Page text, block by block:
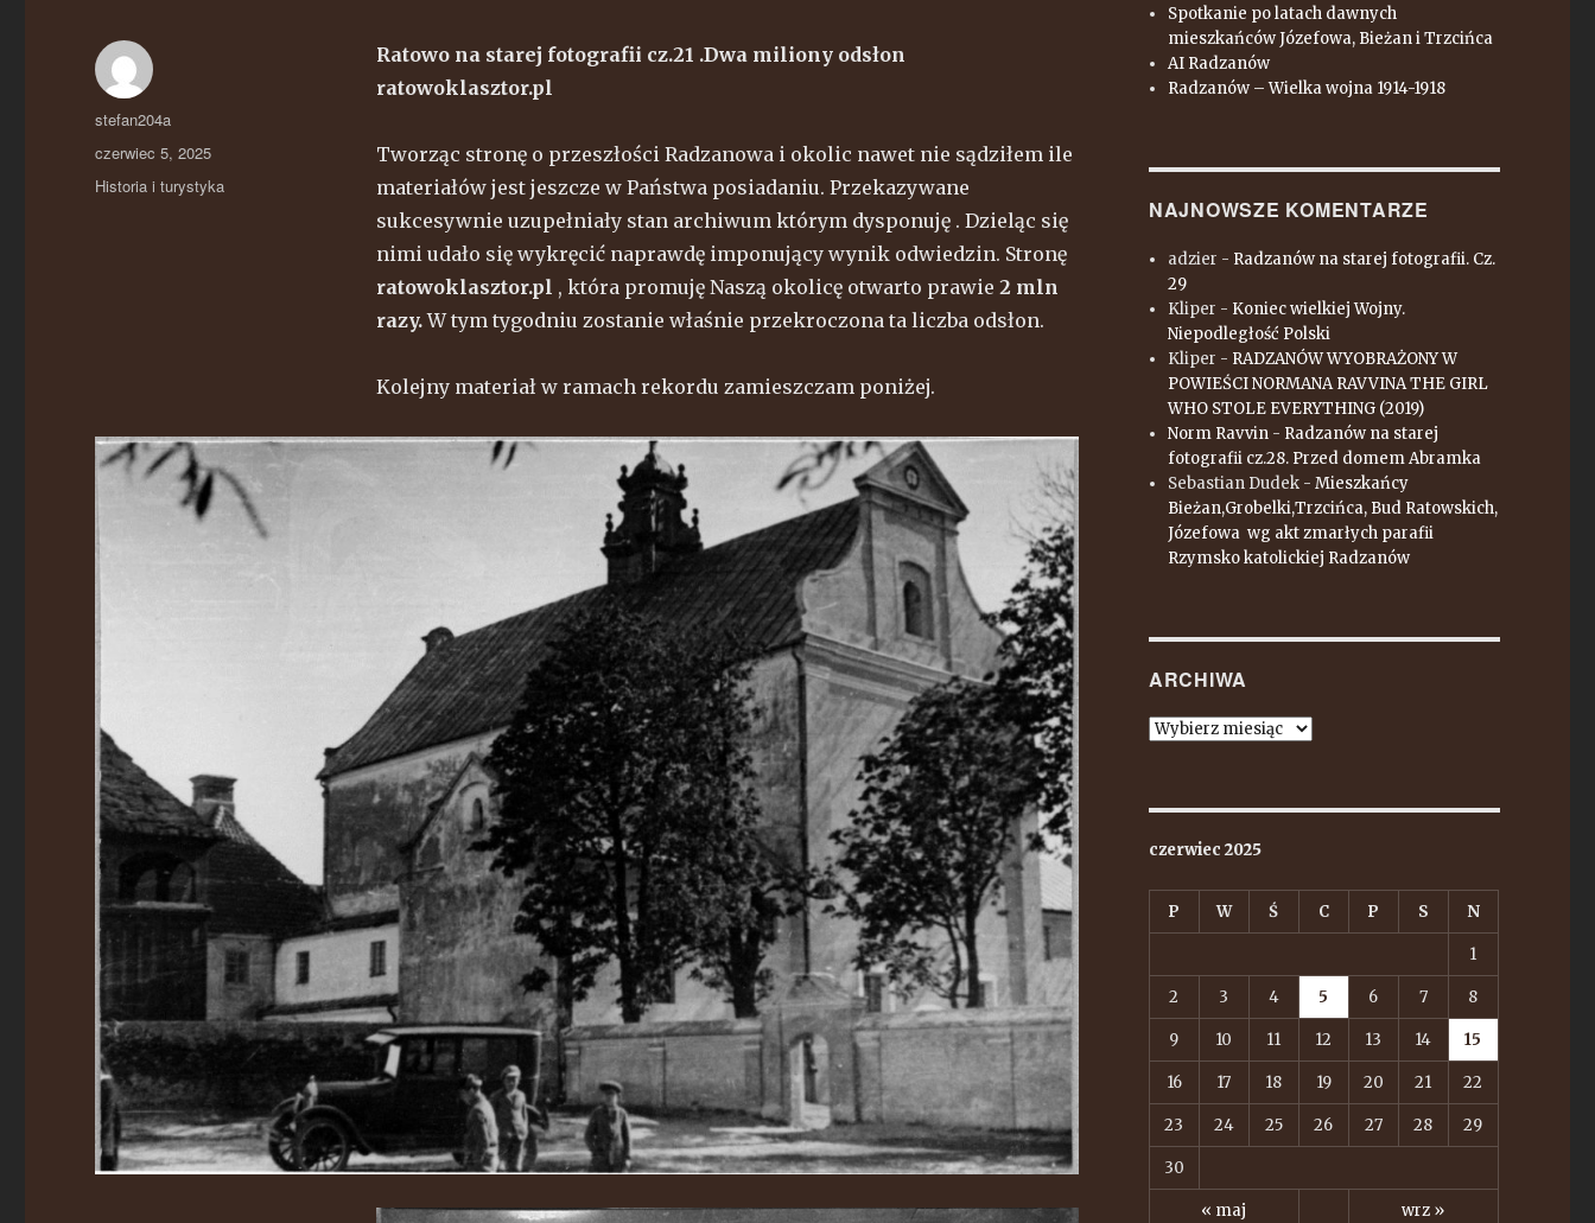
Ratowo na starej fotografii cz.21 .Dwa miliony odsłon
ratowoklasztor.pl
Tworząc stronę o przeszłości Radzanowa i okolic nawet nie sądziłem ile
materiałów jest jeszcze w Państwa posiadaniu. Przekazywane
sukcesywnie uzupełniały stan archiwum którym dysponuję . Dzieląc się
nimi udało się wykręcić naprawdę imponujący wynik odwiedzin. Stronę
ratowoklasztor.pl , która promuję Naszą okolicę otwarto prawie 2 mln
razy.W tym tygodniu zostanie właśnie przekroczona ta liczba odsłon.
Kolejny materiał w ramach rekordu zamieszczam poniżej.
Autor
stefan204a
Opublikowano
czerwiec 5, 2025
Kategorie
Historia i turystyka
Spotkanie po latach dawnych
mieszkańców Józefowa, Bieżan i Trzcińca
AI Radzanów
Radzanów – Wielka wojna 1914-1918
NAJNOWSZE KOMENTARZE
adzier - Radzanów na starej fotografii. Cz.
29
Kliper - Koniec wielkiej Wojny.
Niepodległość Polski
Kliper - RADZANÓW WYOBRAŻONY W
POWIEŚCI NORMANA RAVVINA THE GIRL
WHO STOLE EVERYTHING (2019)
Norm Ravvin - Radzanów na starej
fotografii cz.28. Przed domem Abramka
Sebastian Dudek -Mieszkańcy
Bieżan,Grobelki,Trzcińca, Bud Ratowskich,
Józefowa wg akt zmarłych parafii
Rzymsko katolickiej Radzanów
ARCHIWA
Archiwa
czerwiec 2025
P W Ś C P S N
« maj wrz »
1
2 3 4 5 6 7 8
9 10 11 12 13 14 15
16 17 18 19 20 21 22
23 24 25 26 27 28 29
30